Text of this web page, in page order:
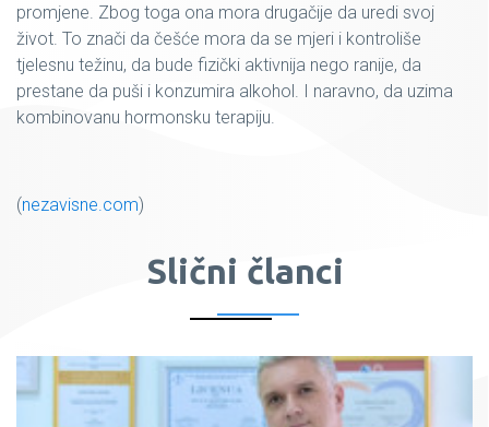
promjene. Zbog toga ona mora drugačije da uredi svoj
život. To znači da češće mora da se mjeri i kontroliše
tjelesnu težinu, da bude fizički aktivnija nego ranije, da
prestane da puši i konzumira alkohol. I naravno, da uzima
kombinovanu hormonsku terapiju.
(nezavisne.com)
Slični članci